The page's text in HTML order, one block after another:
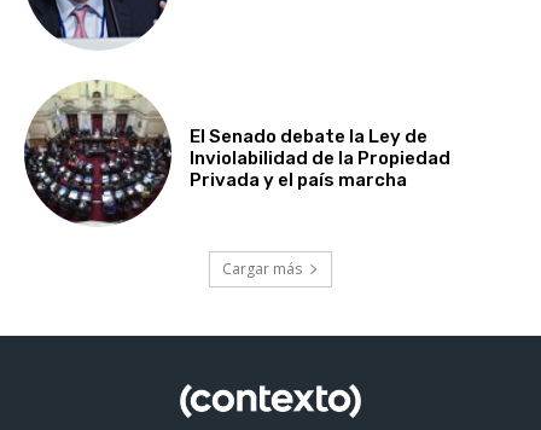
El Senado debate la Ley de
Inviolabilidad de la Propiedad
Privada y el país marcha
Cargar más